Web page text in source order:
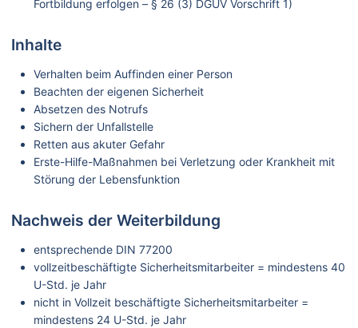
Fortbildung erfolgen – § 26 (3) DGUV Vorschrift 1)
Inhalte
Verhalten beim Auffinden einer Person
Beachten der eigenen Sicherheit
Absetzen des Notrufs
Sichern der Unfallstelle
Retten aus akuter Gefahr
Erste-Hilfe-Maßnahmen bei Verletzung oder Krankheit mit
Störung der Lebensfunktion
Nachweis der Weiterbildung
entsprechende DIN 77200
vollzeitbeschäftigte Sicherheitsmitarbeiter = mindestens 40
U-Std. je Jahr
nicht in Vollzeit beschäftigte Sicherheitsmitarbeiter =
mindestens 24 U-Std. je Jahr